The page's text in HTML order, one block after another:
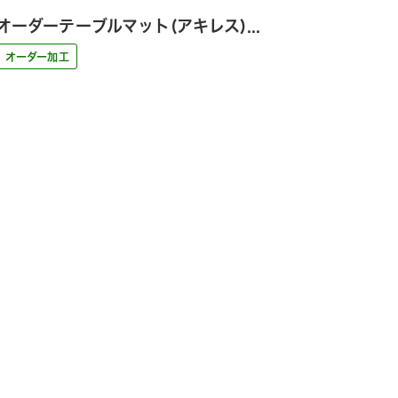
ーダーテーブルマット(アキレス)...
オーダー加工